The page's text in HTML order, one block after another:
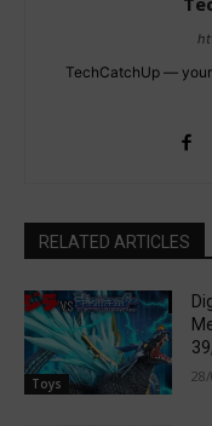
TechCatchUp —
RELATED ARTICLES
Toys